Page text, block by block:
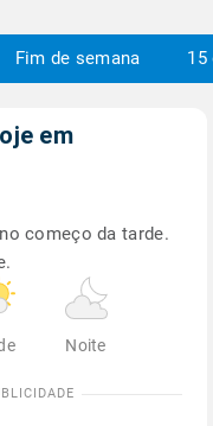
Fim de semana 15
em
começo da tarde.
Noite